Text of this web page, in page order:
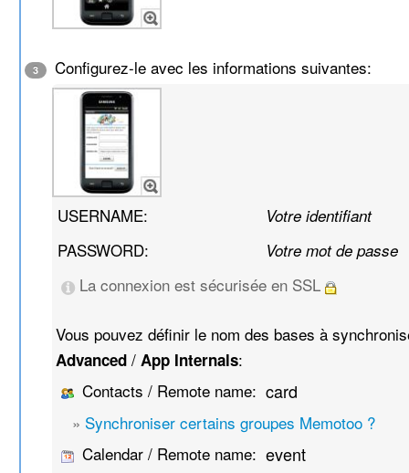
3 Configurez-le avec les informations suivantes:
USERNAME: Votre identifiant
PASSWORD: Votre mot de passe
La connexion est sécurisée en SSL
Vous pouvez définir le nom des bases à
Advanced /App Internals:
Contacts / Remote name: card
» Synchroniser certains groupes Memotoo ?
Calendar / Remote name: event